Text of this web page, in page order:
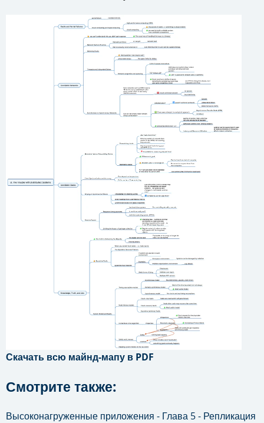
Скачать всю майнд-мапу в PDF
Смотрите также:
Высоконагруженные приложения - Глава 5 - Репликация